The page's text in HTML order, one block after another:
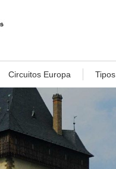
Circuitos Europa